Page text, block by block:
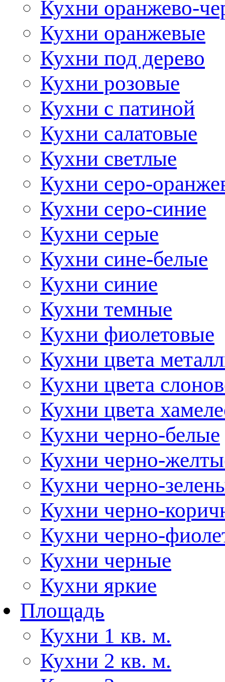
Кухни оранжево-
Кухни оранжевые
Кухни под дерево
Кухни розовые
Кухни с патиной
Кухни салатовые
Кухни светлые
Кухни серо-
Кухни серо-синие
Кухни серые
Кухни сине-белые
Кухни синие
Кухни темные
Кухни фиолетовые
Кухни цвета
Кухни цвета
Кухни цвета
Кухни черно-белые
Кухни черно-
Кухни черно-
Кухни черно-
Кухни черно-
Кухни черные
Кухни яркие
Площадь
Кухни 1 кв. м.
Кухни 2 кв. м.